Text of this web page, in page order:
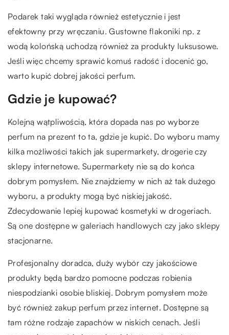
Podarek taki wygląda również estetycznie i jest
efektowny przy wręczaniu. Gustowne flakoniki np. z
wodą kolońską uchodzą również za produkty luksusowe.
Jeśli więc chcemy sprawić komuś radość i docenić go,
warto kupić dobrej jakości perfum.
Gdzie je kupować?
Kolejną wątpliwością, która dopada nas po wyborze
perfum na prezent to ta, gdzie je kupić. Do wyboru mamy
kilka możliwości takich jak supermarkety, drogerie czy
sklepy internetowe. Supermarkety nie są do końca
dobrym pomysłem. Nie znajdziemy w nich aż tak dużego
wyboru, a produkty mogą być niskiej jakość.
Zdecydowanie lepiej kupować kosmetyki w drogeriach.
Są one dostępne w galeriach handlowych czy jako sklepy
stacjonarne.
Profesjonalny doradca, duży wybór czy jakościowe
produkty będą bardzo pomocne podczas robienia
niespodzianki osobie bliskiej. Dobrym pomysłem może
być również zakup perfum przez internet. Dostępne są
tam różne rodzaje zapachów w niskich cenach. Jeśli